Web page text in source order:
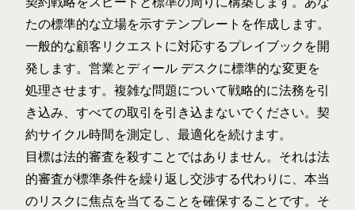
たの標準的な立場を示すテンプレートを作成します。
一般的な顧客リクエストに対応するプレイブックを開
発します。営業とディール デスクに標準的な変更を
処理させます。複雑な問題について戦略的に法務を引
き込み、すべての取引を引き込まないでください。契
約サイクル時間を測定し、最適化を続けます。
目標は法的審査を殺すことではありません。それは法
的審査が標準条件を繰り返し交渉する代わりに、本当
のリスクに焦点を当てることを確保することです。そ